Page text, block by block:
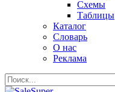
Схемы
Таблицы
Каталог
Словарь
О нас
Реклама